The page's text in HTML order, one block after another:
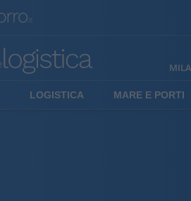
LOGISTICA MARE E PORTI